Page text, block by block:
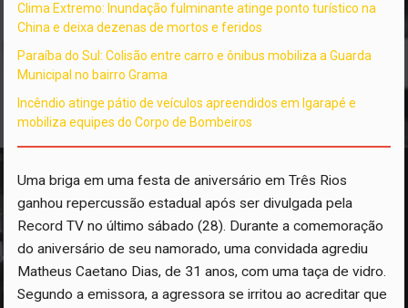
Clima Extremo: Inundação fulminante atinge ponto turístico na
China e deixa dezenas de mortos e feridos
Paraíba do Sul: Colisão entre carro e ônibus mobiliza a Guarda
Municipal no bairro Grama
Incêndio atinge pátio de veículos apreendidos em Igarapé e
mobiliza equipes do Corpo de Bombeiros
Uma briga em uma festa de aniversário em Três Rios
ganhou repercussão estadual após ser divulgada pela
Record TV no último sábado (28). Durante a comemoração
do aniversário de seu namorado, uma convidada agrediu
Matheus Caetano Dias, de 31 anos, com uma taça de vidro.
Segundo a emissora, a agressora se irritou ao acreditar que